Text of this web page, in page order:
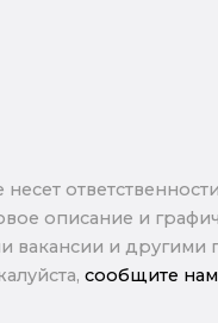
описание и
вакансии и другими
сообщите нам